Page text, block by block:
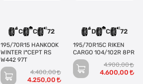
C C 72
195/70R15 HANKOOK
WINTER I*CEPT RS
W442 97T
4.400,00
4.250,00
D C 72
195/70R15C RIKEN
CARGO 104/102R 8PR
4.900,00
4.600,00